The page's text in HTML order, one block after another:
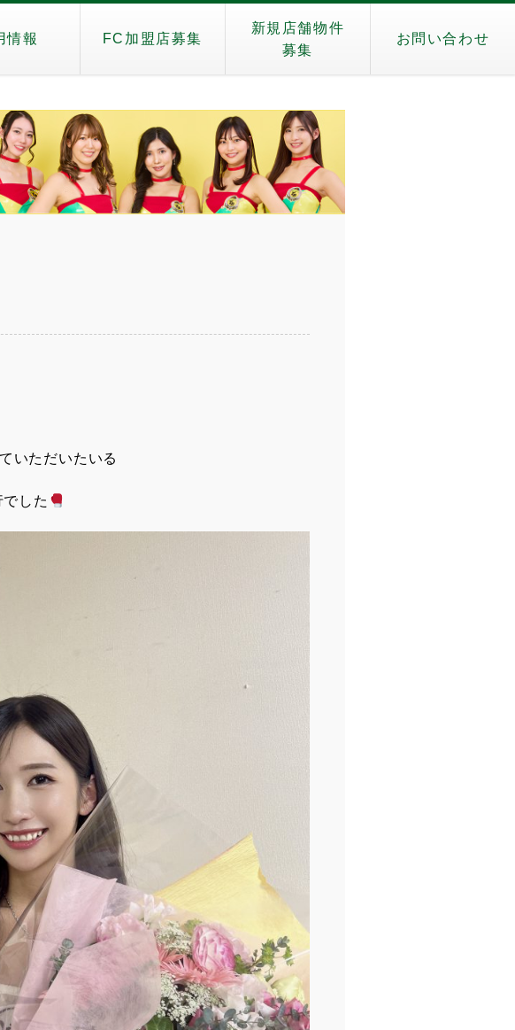
情報 FC加盟店募集
新規店舗物件
募集
お問い合わせ
いただいたいる
した